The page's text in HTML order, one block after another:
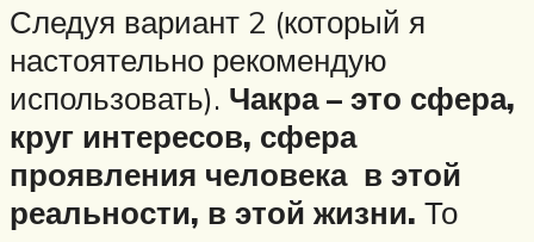
Следуя вариант 2 (который я
настоятельно рекомендую
использовать). Чакра – это сфера,
круг интересов, сфера
проявления человека в этой
реальности, в этой жизни. То